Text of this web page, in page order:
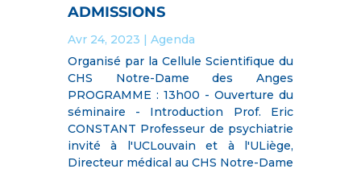
ADMISSIONS
Avr 24, 2023 | Agenda
Organisé par la Cellule Scientifique du
CHS Notre-Dame des Anges
PROGRAMME : 13h00 - Ouverture du
séminaire - Introduction Prof. Eric
CONSTANT Professeur de psychiatrie
invité à l'UCLouvain et à l'ULiège,
Directeur médical au CHS Notre-Dame